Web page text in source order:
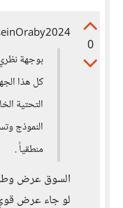
0
بوجهة
كل هذا
التحتية
النموذج
منطقياً .
السوق عرض
لو جاء عرض قوي